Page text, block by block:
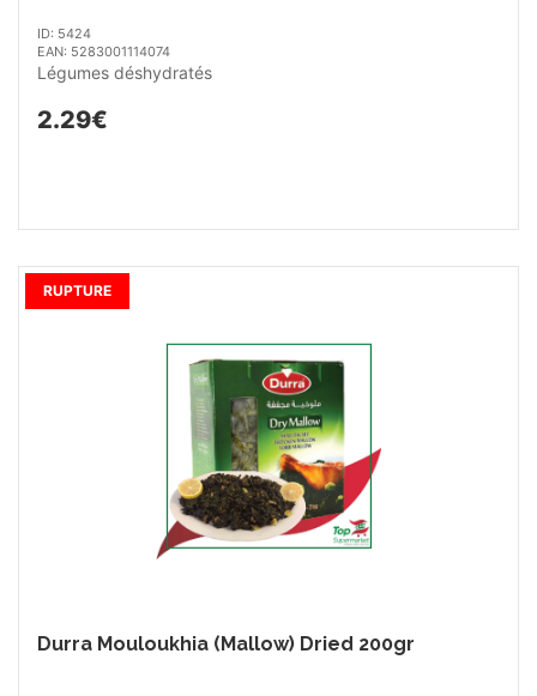
ID: 5424
EAN: 5283001114074
Légumes déshydratés
2.29€
Durra Mouloukhia (Mallow) Dried 200gr
RUPTURE